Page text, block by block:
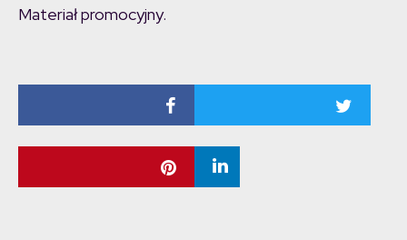
Materiał promocyjny.